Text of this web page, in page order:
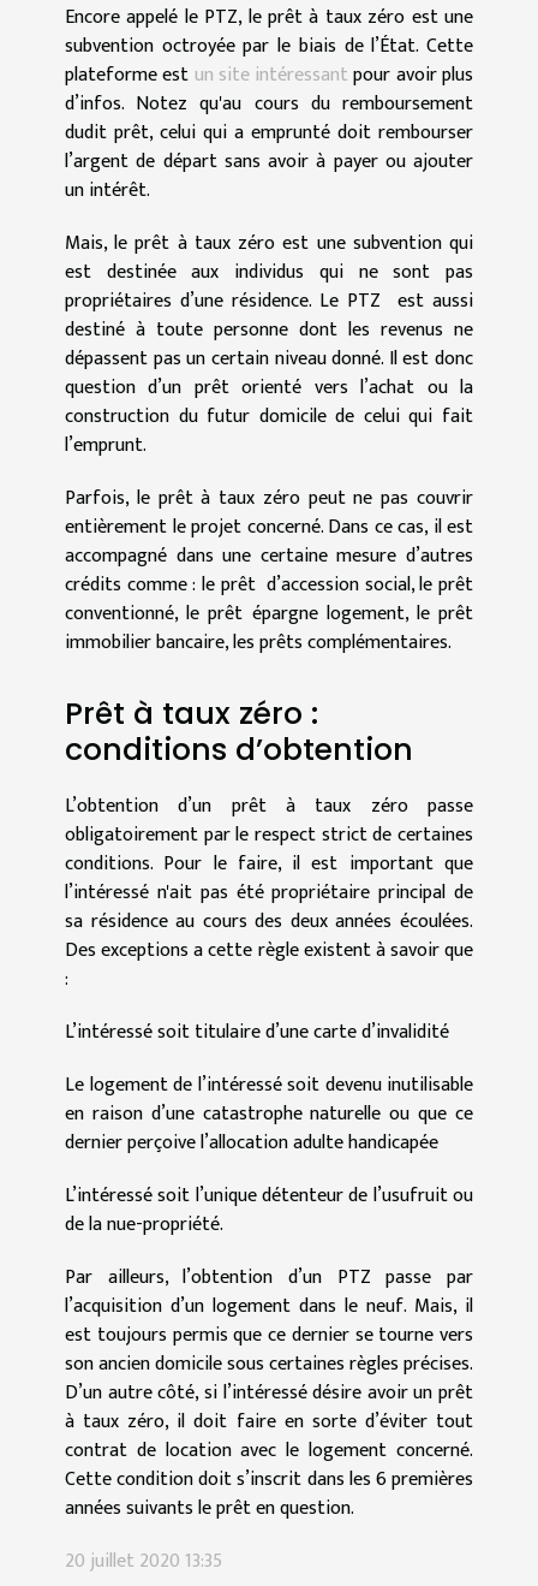
Encore appelé le PTZ, le prêt à taux zéro est une
subvention octroyée par le biais de l’État. Cette
plateforme est un site intéressantpour avoir plus
d’infos. Notez qu'au cours du remboursement
dudit prêt, celui qui a emprunté doit rembourser
l’argent de départ sans avoir à payer ou ajouter
un intérêt.
Mais, le prêt à taux zéro est une subvention qui
est destinée aux individus qui ne sont pas
propriétaires d’une résidence. Le PTZ est aussi
destiné à toute personne dont les revenus ne
dépassent pas un certain niveau donné. Il est donc
question d’un prêt orienté vers l’achat ou la
construction du futur domicile de celui qui fait
l’emprunt.
Parfois, le prêt à taux zéro peut ne pas couvrir
entièrement le projet concerné. Dans ce cas, il est
accompagné dans une certaine mesure d’autres
crédits comme : le prêt d’accession social, le prêt
conventionné, le prêt épargne logement, le prêt
immobilier bancaire, les prêts complémentaires.
Prêt à taux zéro :
conditions d’obtention
L’obtention d’un prêt à taux zéro passe
obligatoirement par le respect strict de certaines
conditions. Pour le faire, il est important que
l’intéressé n'ait pas été propriétaire principal de
sa résidence au cours des deux années écoulées.
Des exceptions a cette règle existent à savoir que
:
L’intéressé soit titulaire d’une carte d’invalidité
Le logement de l’intéressé soit devenu inutilisable
en raison d’une catastrophe naturelle ou que ce
dernier perçoive l’allocation adulte handicapée
L’intéressé soit l’unique détenteur de l’usufruit ou
de la nue-propriété.
Par ailleurs, l’obtention d’un PTZ passe par
l’acquisition d’un logement dans le neuf. Mais, il
est toujours permis que ce dernier se tourne vers
son ancien domicile sous certaines règles précises.
D’un autre côté, si l’intéressé désire avoir un prêt
à taux zéro, il doit faire en sorte d’éviter tout
contrat de location avec le logement concerné.
Cette condition doit s’inscrit dans les 6 premières
années suivants le prêt en question.
20 juillet 2020 13:35